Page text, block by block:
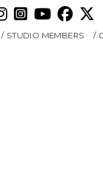
STUDIO MEMBERS